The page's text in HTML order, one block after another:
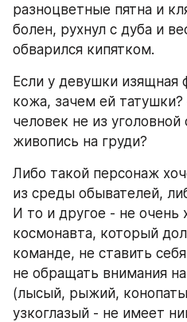
разноцветные пятна и
болен, рухнул с дуба и
обварился кипятком.
Если у девушки изящная
кожа, зачем ей
человек не из
живопись на груди?
Либо такой персонаж
из среды обывателей,
И то и другое - не очень
космонавта, который
команде, не ставить
не обращать внимания
(лысый, рыжий,
узкоглазый - не имеет